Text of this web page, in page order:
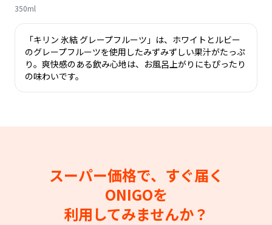
350ml
「キリン 氷結 グレープフルーツ」は、ホワイトとルビー
のグレープフルーツを使用したみずみずしい果汁がたっぷ
り。爽快感のある飲み心地は、お風呂上がりにもぴったり
の味わいです。
スーパー価格で、すぐ届く
ONIGOを
利用してみませんか？